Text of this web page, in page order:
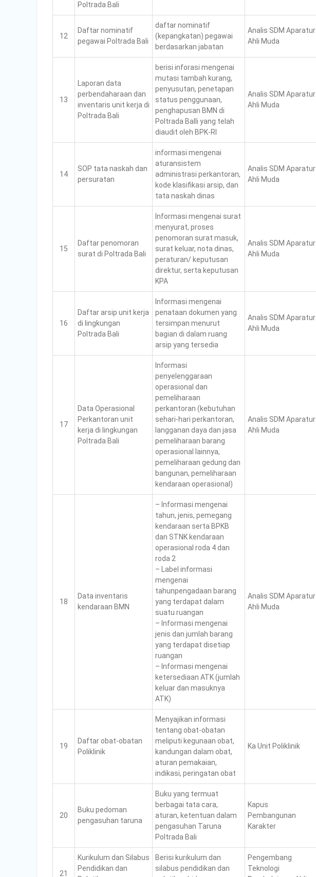
Poltrada Bali
12
Daftar nominatif
pegawai Poltrada Bali
daftar nominatif
(kepangkatan) pegawai
berdasarkan jabatan
Analis SDM Aparatur
Ahli Muda
13
Laporan data
perbendaharaan dan
inventaris unit kerja di
Poltrada Bali
berisi inforasi mengenai
mutasi tambah kurang,
penyusutan, penetapan
status penggunaan,
penghapusan BMN di
Poltrada Balli yang telah
diaudit oleh BPK-RI
Analis SDM Aparatur
Ahli Muda
14
SOP tata naskah dan
persuratan
informasi mengenai
aturansistem
administrasi perkantoran,
kode klasifikasi arsip, dan
tata naskah dinas
Analis SDM Aparatur
Ahli Muda
15
Daftar penomoran
surat di Poltrada Bali
Informasi mengenai surat
menyurat, proses
penomoran surat masuk,
surat keluar, nota dinas,
peraturan/ keputusan
direktur, serta keputusan
KPA
Analis SDM Aparatur
Ahli Muda
16
Daftar arsip unit kerja
di lingkungan
Poltrada Bali
Informasi mengenai
penataan dokumen yang
tersimpan menurut
bagian di dalam ruang
arsip yang tersedia
Analis SDM Aparatur
Ahli Muda
17
Data Operasional
Perkantoran unit
kerja di lingkungan
Poltrada Bali
Informasi
penyelenggaraan
operasional dan
pemeliharaan
perkantoran (kebutuhan
sehari-hari perkantoran,
langganan daya dan jasa
pemeliharaan barang
operasional lainnya,
pemeliharaan gedung dan
bangunan, pemeliharaan
kendaraan operasional)
Analis SDM Aparatur
Ahli Muda
18
Data inventaris
kendaraan BMN
– Informasi mengenai
tahun, jenis, pemegang
kendaraan serta BPKB
dan STNK kendaraan
operasional roda 4 dan
roda 2
– Label informasi
mengenai
tahunpengadaan barang
yang terdapat dalam
suatu ruangan
– Informasi mengenai
jenis dan jumlah barang
yang terdapat disetiap
ruangan
– Informasi mengenai
ketersediaan ATK (jumlah
keluar dan masuknya
ATK)
Analis SDM Aparatur
Ahli Muda
19
Daftar obat-obatan
Poliklinik
Menyajikan informasi
tentang obat-obatan
meliputi kegunaan obat,
kandungan dalam obat,
aturan pemakaian,
indikasi, peringatan obat
Ka Unit Poliklinik
20
Buku pedoman
pengasuhan taruna
Buku yang termuat
berbagai tata cara,
aturan, ketentuan dalam
pengasuhan Taruna
Poltrada Bali
Kapus
Pembangunan
Karakter
21
Kurikulum dan Silabus
Pendidikan dan
Berisi kurikulum dan
silabus pendidikan dan
Pengembang
Teknologi